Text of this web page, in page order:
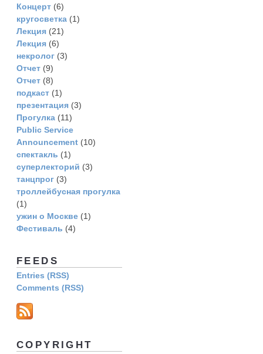
Концерт (6)
кругосветка (1)
Лекция (21)
Лекция (6)
некролог (3)
Отчет (9)
Отчет (8)
подкаст (1)
презентация (3)
Прогулка (11)
Рublic Service
Announcement (10)
спектакль (1)
суперлекторий (3)
танцпрог (3)
троллейбусная прогулка
(1)
ужин о Москве (1)
Фестиваль (4)
FEEDS
Entries (RSS)
Comments (RSS)
COPYRIGHT